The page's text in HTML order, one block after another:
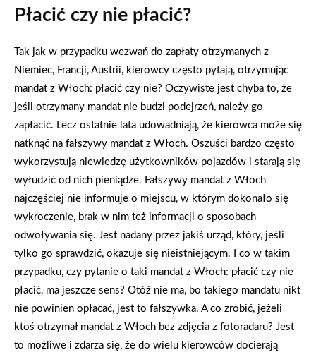
Płacić czy nie płacić?
Tak jak w przypadku wezwań do zapłaty otrzymanych z
Niemiec, Francji, Austrii, kierowcy często pytają, otrzymując
mandat z Włoch: płacić czy nie? Oczywiste jest chyba to, że
jeśli otrzymany mandat nie budzi podejrzeń, należy go
zapłacić. Lecz ostatnie lata udowadniają, że kierowca może się
natknąć na fałszywy mandat z Włoch. Oszuści bardzo często
wykorzystują niewiedzę użytkowników pojazdów i starają się
wyłudzić od nich pieniądze. Fałszywy mandat z Włoch
najczęściej nie informuje o miejscu, w którym dokonało się
wykroczenie, brak w nim też informacji o sposobach
odwoływania się. Jest nadany przez jakiś urząd, który, jeśli
tylko go sprawdzić, okazuje się nieistniejącym. I co w takim
przypadku, czy pytanie o taki mandat z Włoch: płacić czy nie
płacić, ma jeszcze sens? Otóż nie ma, bo takiego mandatu nikt
nie powinien opłacać, jest to fałszywka. A co zrobić, jeżeli
ktoś otrzymał mandat z Włoch bez zdjęcia z fotoradaru? Jest
to możliwe i zdarza się, że do wielu kierowców docierają